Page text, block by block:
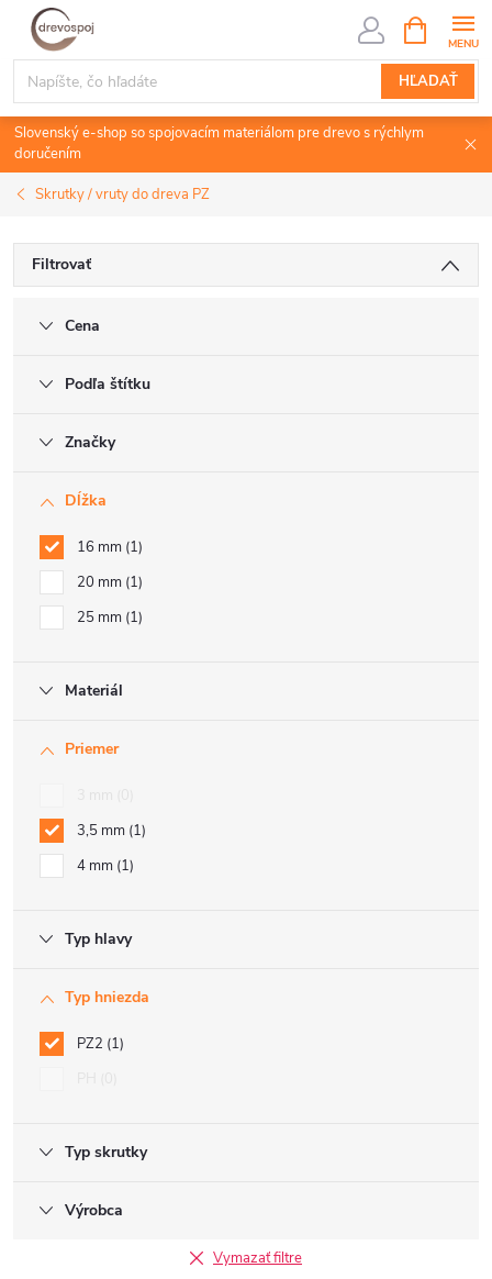
Prejsť
obsah
HĽADAŤ
KOŠÍK
Slovenský e-shop so spojovacím materiálom pre drevo s rýchlym
doručením
Skrutky / vruty do dreva PZ
Filtrovať
Cena
Podľa štítku
Značky
Dĺžka
16 mm 1
20 mm 1
25 mm 1
Materiál
Priemer
3,5 mm 1
4 mm 1
Typ hlavy
Typ hniezda
PZ2 1
Typ skrutky
Výrobca
Vymazať filtre